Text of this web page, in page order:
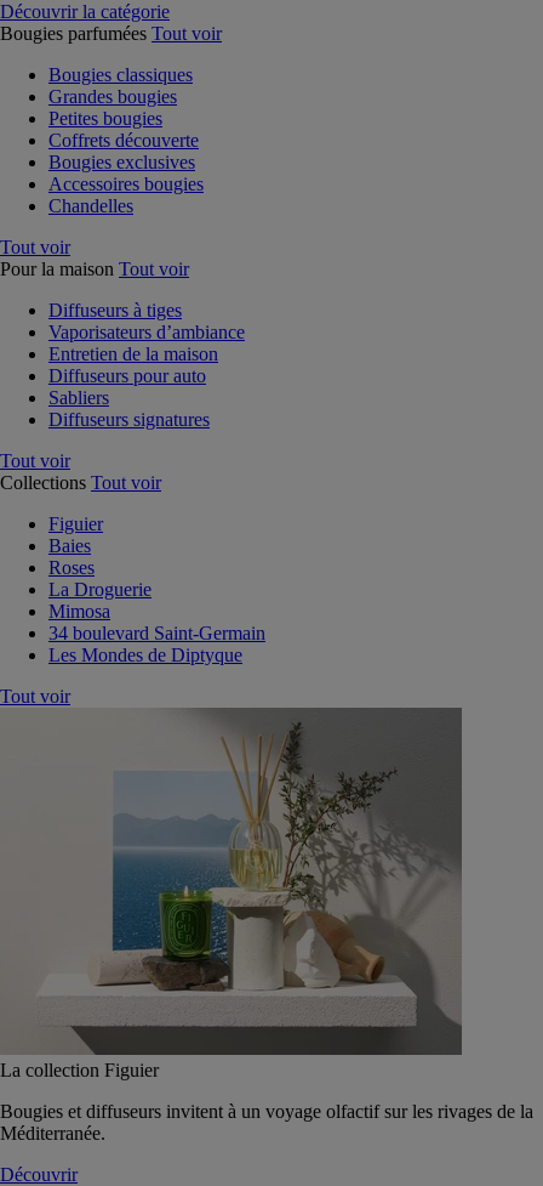
Découvrir la catégorie
Bougies parfumées Tout voir
Bougies classiques
Grandes bougies
Petites bougies
Coffrets découverte
Bougies exclusives
Accessoires bougies
Chandelles
Tout voir
Pour la maison Tout voir
Diffuseurs à tiges
Vaporisateurs d’ambiance
Entretien de la maison
Diffuseurs pour auto
Sabliers
Diffuseurs signatures
Tout voir
Collections Tout voir
Figuier
Baies
Roses
La Droguerie
Mimosa
34 boulevard Saint-Germain
Les Mondes de Diptyque
Tout voir
La collection Figuier
Bougies et diffuseurs invitent à un voyage olfactif sur les rivages de la
Méditerranée.
Découvrir